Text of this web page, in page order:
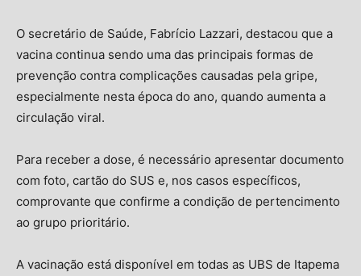
O secretário de Saúde, Fabrício Lazzari, destacou que a
vacina continua sendo uma das principais formas de
prevenção contra complicações causadas pela gripe,
especialmente nesta época do ano, quando aumenta a
circulação viral.
Para receber a dose, é necessário apresentar documento
com foto, cartão do SUS e, nos casos específicos,
comprovante que confirme a condição de pertencimento
ao grupo prioritário.
A vacinação está disponível em todas as UBS de Itapema